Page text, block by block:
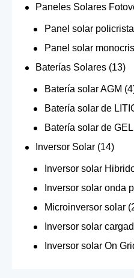
Paneles Solares
Panel solar
Panel solar
Baterías Solares (13)
Batería solar AGM
Batería solar de
Batería solar de GEL
Inversor Solar (14)
Inversor solar
Inversor solar onda
Microinversor solar
Inversor solar
Inversor solar On